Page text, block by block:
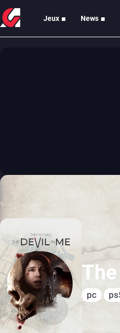
Jeux News
pc